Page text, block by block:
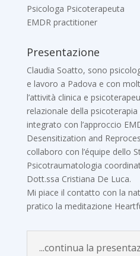
Psicologa Psicoterapeuta
EMDR practitioner
Presentazione
Claudia Soatto, sono
e lavoro a Padova e con
l’attività clinica e
relazionale della
integrato con l’approccio
Desensitization and
collaboro con l’équipe dello
Psicotraumatologia
Dott.ssa Cristiana De Luca.
Mi piace il contatto con la
pratico la meditazione
...continua la